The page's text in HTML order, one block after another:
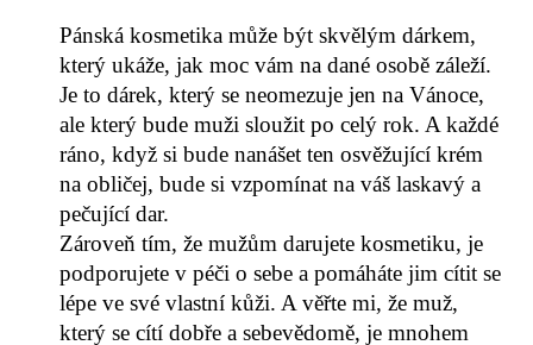
Pánská kosmetika může být skvělým dárkem,
který ukáže, jak moc vám na dané osobě záleží.
Je to dárek, který se neomezuje jen na Vánoce,
ale který bude muži sloužit po celý rok. A každé
ráno, když si bude nanášet ten osvěžující krém
na obličej, bude si vzpomínat na váš laskavý a
pečující dar.
Zároveň tím, že mužům darujete kosmetiku, je
podporujete v péči o sebe a pomáháte jim cítit se
lépe ve své vlastní kůži. A věřte mi, že muž,
který se cítí dobře a sebevědomě, je mnohem